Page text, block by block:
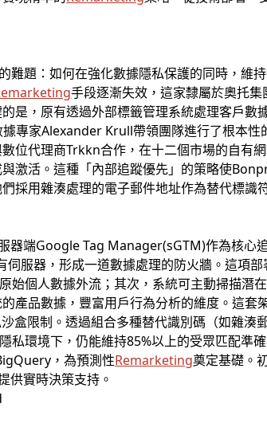
題：如何在強化數據隱私保護的同時，維
手段逐漸失效，這家隸屬於奧托
是，原有透過外部標籤管理系統處理客戶數
專家Alexander Krull帶領團隊進行了根本
位代理商Trkkn合作，在十二個市場的自有
激活。這種「內部追蹤優先」的策略使
採用雜湊處理的電子郵件地址作為替代標識
器端Google Tag Manager(sGTM)作為核心
服器，形成一道數據處理的防火牆。這項
始個人數據外流；其次，系統可主動掃描潛
產品數據，豐富用戶行為分析的維度。這套
盒限制。透過組合多種替代識別碼（如雜湊
私環境下，仍能維持85%以上的受眾匹配準
，為預測性Remarketing奠定基礎。
供實時決策支持。